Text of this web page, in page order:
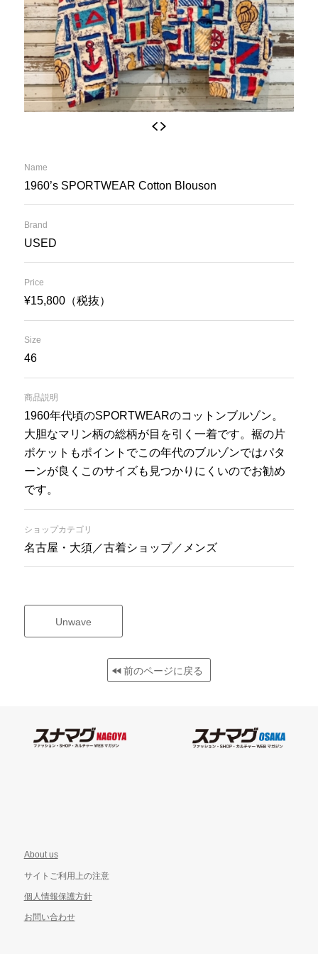
Name
1960’s SPORTWEAR Cotton Blouson
Brand
USED
Price
¥15,800（税抜）
Size
46
商品説明
1960年代頃のSPORTWEARのコットンブルゾン。
大胆なマリン柄の総柄が目を引く一着です。裾の片
ポケットもポイントでこの年代のブルゾンではパタ
ーンが良くこのサイズも見つかりにくいのでお勧め
です。
ショップカテゴリ
名古屋・大須／古着ショップ／メンズ
Unwave
前のページに戻る
About us
サイトご利用上の注意
個人情報保護方針
お問い合わせ